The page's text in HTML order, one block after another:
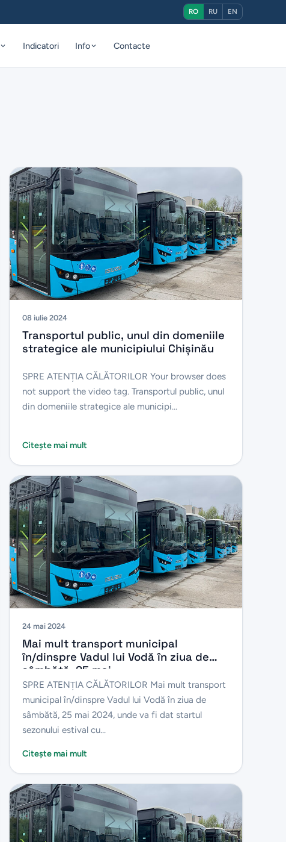
RO RU EN
Indicatori Info Contacte
08 iulie 2024
Transportul public, unul din domeniile
strategice ale municipiului Chișinău
SPRE ATENŢIA CĂLĂTORILOR Your browser does
not support the video tag. Transportul public, unul
din domeniile strategice ale municipi...
Citește mai mult
24 mai 2024
Mai mult transport municipal
în/dinspre Vadul lui Vodă în ziua de
sâmbătă, 25 mai
SPRE ATENŢIA CĂLĂTORILOR Mai mult transport
municipal în/dinspre Vadul lui Vodă în ziua de
sâmbătă, 25 mai 2024, unde va fi dat startul
sezonului estival cu...
Citește mai mult